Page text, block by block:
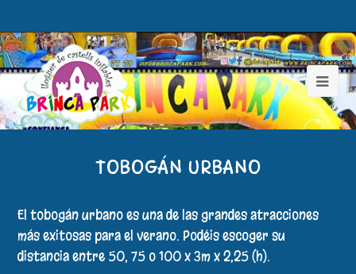
TOBOGÁN URBANO
El tobogán urbano es una de las grandes atracciones
más exitosas para el verano. Podéis escoger su
distancia entre 50, 75 o 100 x 3m x 2,25 (h).